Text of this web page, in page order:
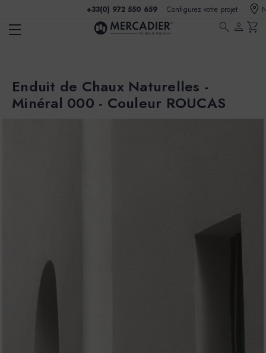
+33(0) 972 550 659 Configurez votre projet
search person shopping_cart
Enduit de Chaux Naturelles -
Minéral 000 - Couleur ROUCAS